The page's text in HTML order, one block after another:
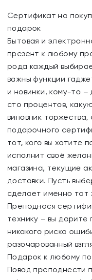
Сертификат на
подарок
Бытовая и
презент к любому
рода каждый
важны функции
и новинки, кому-то –
сто процентов,
виновник торжества,
подарочного
тот, кого вы хотите
исполнит своё
магазина, текущие
доставки. Пусть
сделает именно тот
Преподнося
технику – вы дарите
никакого риска
разочарованный
Подарок к любому
Повод преподнести